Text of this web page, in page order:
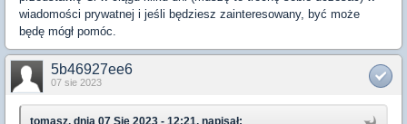
wiadomości prywatnej i jeśli będziesz zainteresowany, być może
będę mógł pomóc.
5b46927ee6
07 sie 2023
tomasz, dnia 07 Sie 2023 - 12:21, napisał: